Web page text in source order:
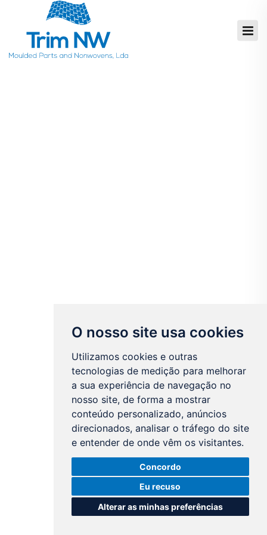
O nosso site usa cookies
Utilizamos cookies e outras
tecnologias de medição para melhorar
a sua experiência de navegação no
nosso site, de forma a mostrar
conteúdo personalizado, anúncios
direcionados, analisar o tráfego do site
e entender de onde vêm os visitantes.
Concordo
Eu recuso
Alterar as minhas preferências